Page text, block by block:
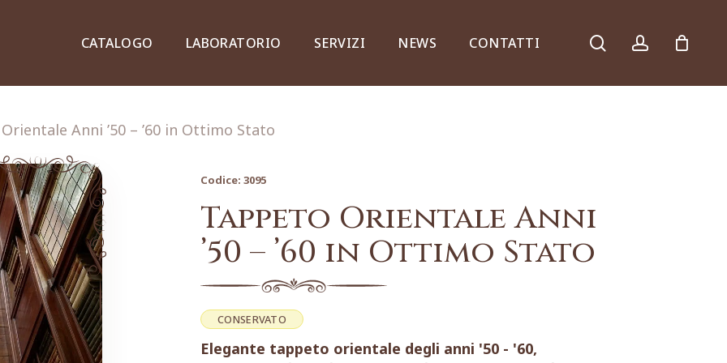
CATALOGO
Credenze, piattaie e vetrine Armadi, comò e ribalte
Lampade e lampadari
Dipinti e stampe Complementi d’arredo
LABORATORIO SERVIZI NEWS CONTATTI searchaccount
Anni ’50 – ’60 in Ottimo Stato
Codice: 3095
Tappeto Orientale Anni
’50 – ’60 in Ottimo Stato
CONSERVATO
Elegante tappeto orientale degli anni '50 - '60,